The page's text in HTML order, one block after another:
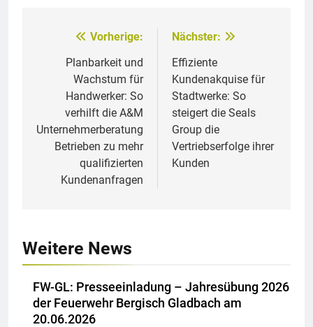
Beitragsnavigation
Vorherige:
Planbarkeit und
Wachstum für
Handwerker: So
verhilft die A&M
Unternehmerberatung
Betrieben zu mehr
qualifizierten
Kundenanfragen
Nächster:
Effiziente
Kundenakquise für
Stadtwerke: So
steigert die Seals
Group die
Vertriebserfolge ihrer
Kunden
Weitere News
FW-GL: Presseeinladung – Jahresübung 2026
der Feuerwehr Bergisch Gladbach am
20.06.2026